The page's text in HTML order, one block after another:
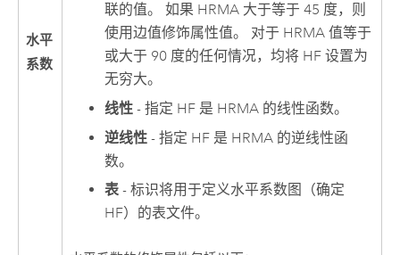
水平
系数
联的值。 如果 HRMA 大于等于 45 度，则
使用边值修饰属性值。 对于 HRMA 值等于
或大于 90 度的任何情况，均将 HF 设置为
无穷大。
线性 - 指定 HF 是 HRMA 的线性函数。
逆线性 - 指定 HF 是 HRMA 的逆线性函
数。
表 - 标识将用于定义水平系数图（确定
HF）的表文件。